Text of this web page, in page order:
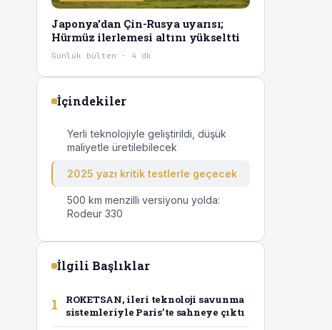
Japonya'dan Çin-Rusya uyarısı;
Hürmüz ilerlemesi altını yükseltti
Günlük bülten · 4 dk
İçindekiler
Yerli teknolojiyle geliştirildi, düşük
maliyetle üretilebilecek
2025 yazı kritik testlerle geçecek
500 km menzilli versiyonu yolda:
Rodeur 330
İlgili Başlıklar
1
ROKETSAN, ileri teknoloji savunma
sistemleriyle Paris’te sahneye çıktı